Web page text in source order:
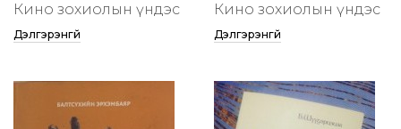
Кино зохиолын үндэс
Дэлгэрэнгүй
Кино зохиолын үндэс
Дэлгэрэнгүй